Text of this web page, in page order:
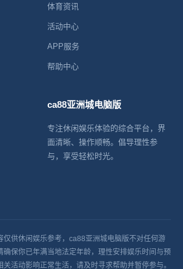
体育资讯
活动中心
APP服务
帮助中心
ca88亚洲城电脑版
专注休闲娱乐体验的综合平台，界
面清晰、操作顺畅。倡导理性参
与，享受轻松时光。
仅供休闲娱乐参考，ca88亚洲城电脑版不对任何游
确保你已年满当地法定年龄，理性安排娱乐时间与预
活动影响正常生活，请及时寻求帮助并暂停参与。